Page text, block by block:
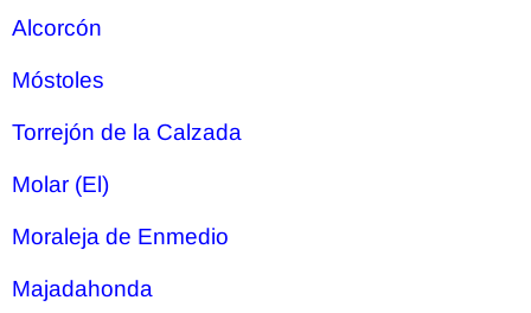
Alcorcón
Móstoles
Torrejón de la Calzada
Molar (El)
Moraleja de Enmedio
Majadahonda